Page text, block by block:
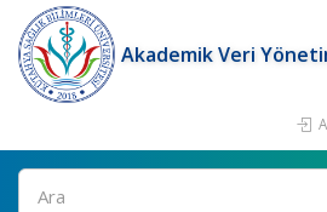
Akademik Veri
Ara